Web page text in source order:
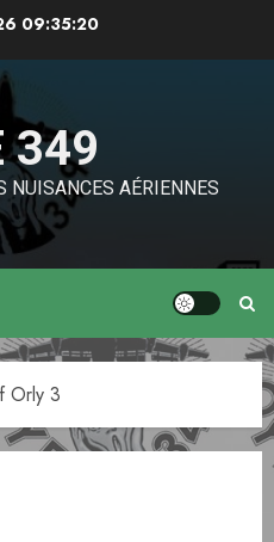
09:35:20
349
NUISANCES AÉRIENNES
Orly 3